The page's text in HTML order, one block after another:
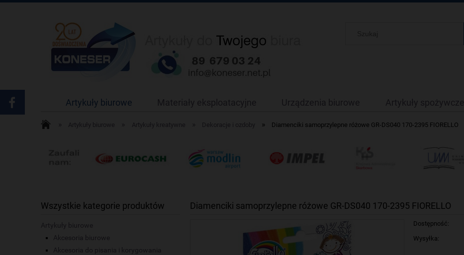
Artykuły biurowe Materiały eksploatacyjne Urządzenia biurowe Artykuły spożywcze
Artykuły biurowe Artykuły kreatywne Dekoracje i ozdoby » Diamenciki samoprzylepne różowe GR-DS040 170-2395 FIORELLO
Wszystkie kategorie produktów
Artykuły biurowe
Akcesoria biurowe
Akcesoria do pisania i korygowania
Diamenciki samoprzylepne różowe GR-DS040 170-2395 FIORELLO
Dostępność:
Wysyłka: